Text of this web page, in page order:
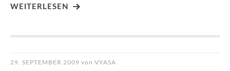
WEITERLESEN
29. SEPTEMBER 2009 von VYASA